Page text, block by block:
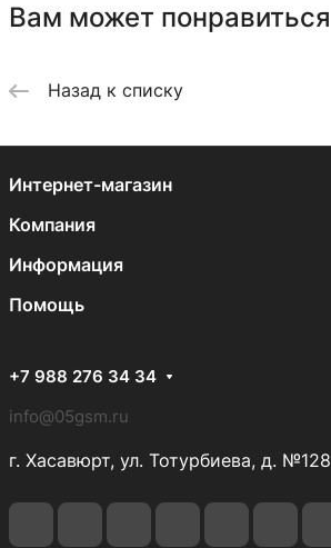
Вам может понравиться
Назад к списку
Интернет-магазин
Компания
Информация
Помощь
+7 988 276 34 34
info@05gsm.ru
г. Хасавюрт, ул. Тотурбиева, д. №128